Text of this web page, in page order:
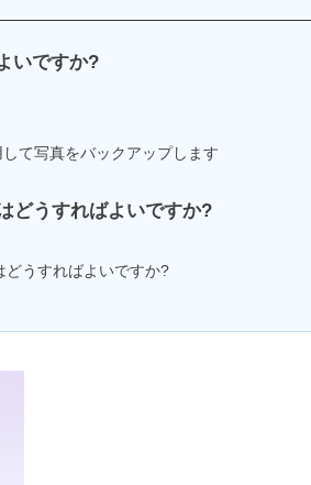
いですか?
て写真をバックアップします
どうすればよいですか?
どうすればよいですか?